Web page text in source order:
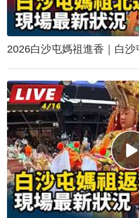
2026白沙屯媽祖進香｜白